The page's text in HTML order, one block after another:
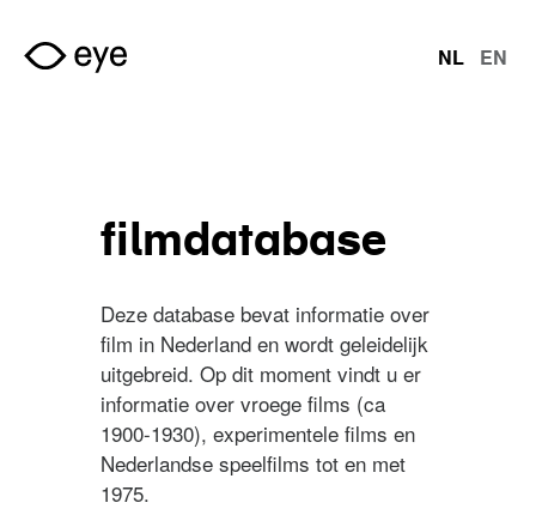
Overslaan en naar de inhoud gaan
talen
NL EN
filmdatabase
Deze database bevat informatie over
film in Nederland en wordt geleidelijk
uitgebreid. Op dit moment vindt u er
informatie over vroege films (ca
1900-1930), experimentele films en
Nederlandse speelfilms tot en met
1975.